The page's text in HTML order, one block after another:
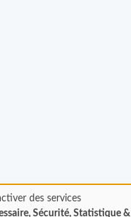
des services
Sécurité, Statistique &